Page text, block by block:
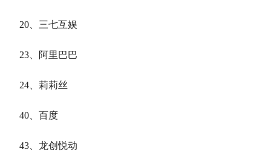
20、三七互娱
23、阿里巴巴
24、莉莉丝
40、百度
43、龙创悦动